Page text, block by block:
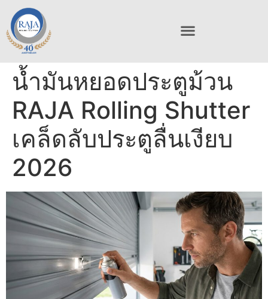
น้ำมันหยอดประตูม้วน
RAJA Rolling Shutter
เคล็ดลับประตูลื่นเงียบ
2026